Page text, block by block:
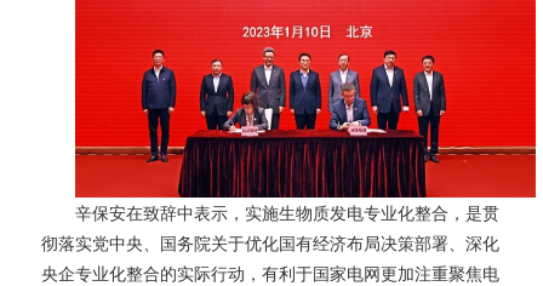
辛保安在致辞中表示，实施生物质发电专业化整合，是贯
彻落实党中央、国务院关于优化国有经济布局决策部署、深化
央企专业化整合的实际行动，有利于国家电网更加注重聚焦电